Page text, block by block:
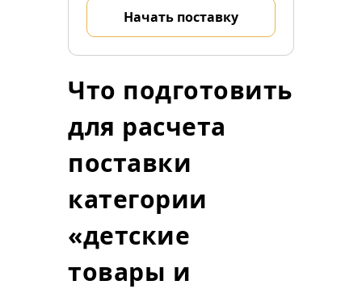
Начать поставку
Что подготовить
для расчета
поставки
категории
«детские
товары и